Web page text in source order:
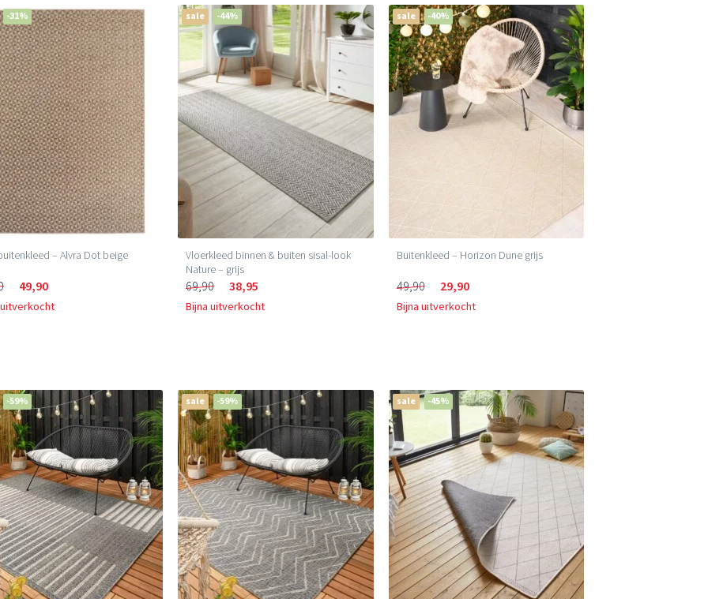
-31%
– Alvra Dot beige
49,90
sale -44%
Vloerkleed binnen & buiten sisal-look
Nature – grijs
69,90 38,95
Bijna uitverkocht
sale -40%
Buitenkleed – Horizon Dune grijs
49,90 29,90
Bijna uitverkocht
-59% sale -59% sale -45%